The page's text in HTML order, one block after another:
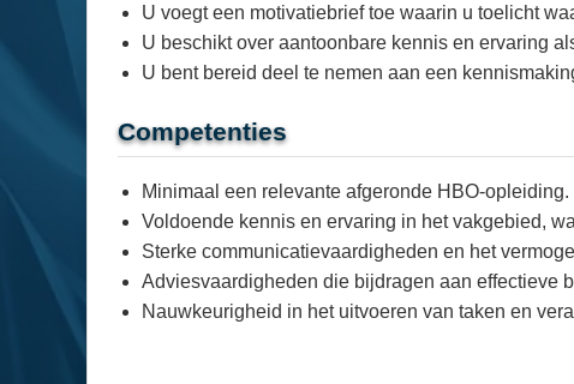
U voegt een motivatiebrief toe waarin u toelicht
U beschikt over aantoonbare kennis en ervaring
U bent bereid deel te nemen aan een
Competenties
Minimaal een relevante afgeronde HBO-opleiding.
Voldoende kennis en ervaring in het vakgebied,
Sterke communicatievaardigheden en het
Adviesvaardigheden die bijdragen aan effectieve
Nauwkeurigheid in het uitvoeren van taken en